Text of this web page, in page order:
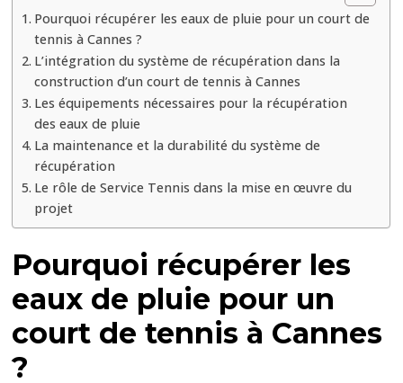
court
de
tennis
à
?
Pourquoi récupérer les eaux de pluie pour un court de
tennis à Cannes ?
L’intégration du système de récupération dans la
construction d’un court de tennis à Cannes
Les équipements nécessaires pour la récupération
des eaux de pluie
La maintenance et la durabilité du système de
récupération
Le rôle de Service Tennis dans la mise en œuvre du
projet
Pourquoi récupérer les
eaux de pluie pour un
court de tennis à Cannes
?